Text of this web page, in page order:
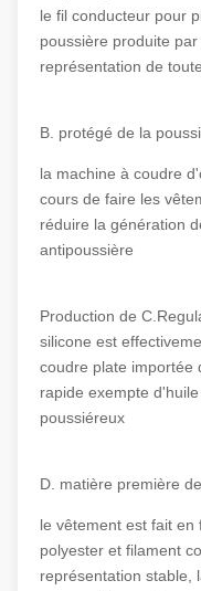
le fil conducteur pour
poussière produite
représentation de
B. protégé de la
la machine à coudre
cours de faire les
réduire la génération
antipoussière
Production de
silicone est
coudre plate importée
rapide exempte
poussiéreux
D. matière première
le vêtement est fait en
polyester et filament
représentation stable,